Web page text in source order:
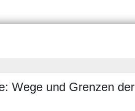
Wege und Grenzen der